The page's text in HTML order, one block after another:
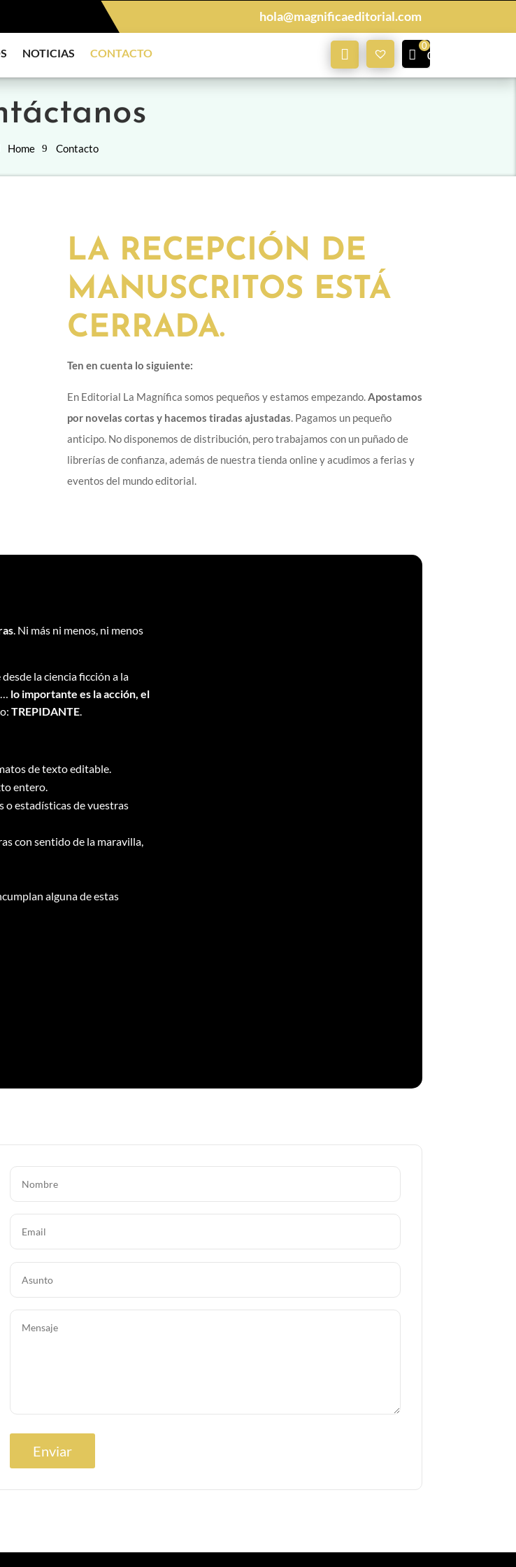
hola@magnificaeditorial.com
NOTICIAS CONTACTO Mi
Cuenta
0,00
Home Contacto
LA RECEPCIÓN DE
MANUSCRITOS ESTÁ
CERRADA.
Ten en cuenta lo siguiente:
En Editorial La Magnífica somos pequeños y estamos empezando.Apostamos
por novelas cortas y hacemos tiradas ajustadas. Pagamos un pequeño
anticipo. No disponemos de distribución, pero trabajamos con un puñado de
librerías de confianza, además de nuestra tienda online y acudimos a ferias y
eventos del mundo editorial.
. Ni más ni menos, ni menos
la ciencia ficción a la
lo importante es la acción, el
TREPIDANTE
de texto editable.
entero.
estadísticas de vuestras
con sentido de la maravilla,
alguna de estas
Enviar